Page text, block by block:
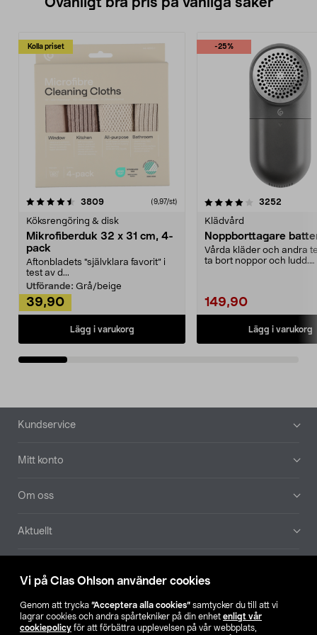
Vi på Clas Ohlson använder cookies
Genom att trycka ”Acceptera alla cookies” samtycker du till att vi
lagrar cookies och andra spårtekniker på din enhet enligt vår
cookiepolicy för att förbättra upplevelsen på vår webbplats,
Ovanligt bra pris på vanliga saker
Kolla priset
3809recensioner (9,97/st)
Köksrengöring & disk
Mikrofiberduk 32 x 31 cm, 4-
pack
Aftonbladets "självklara favorit” i
test av d...
Utförande: Grå/beige
39,90
Lägg i varukorg
-25%
4.0av 5 stjärnor 3252
Klädvård
Noppborttagare
Vårda kläder och andra
ta bort noppor och ludd.
149,90
Lägg i varukorg
4.5av 5 stjärnor
Sidfot
Kundservice
Mitt konto
Om oss
Aktuellt
Hitta butik